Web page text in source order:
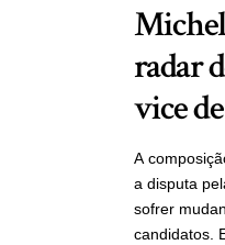
radar
vice
A
a disputa
sofrer
candidatos.